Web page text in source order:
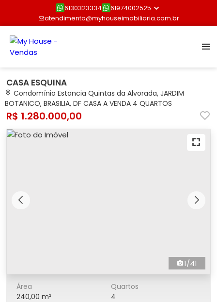
6130323334
61974002525
atendimento@myhouseimobiliaria.com.br
CASA ESQUINA
Condomínio Estancia Quintas da Alvorada, JARDIM
BOTANICO, BRASILIA, DF CASA A VENDA 4 QUARTOS
R$ 1.280.000,00
1/41
Área
240,00 m²
Quartos
4